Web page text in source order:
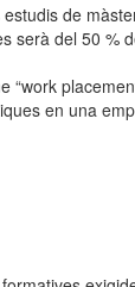
de
serà del 50 %
“work
en una